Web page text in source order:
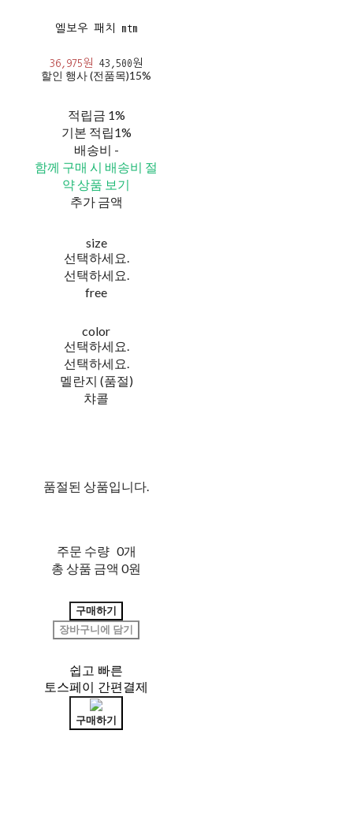
엘보우 패치 mtm
36,975원 43,500원
할인 행사 (전품목)15%
적립금 1%
기본 적립1%
배송비 -
함께 구매 시 배송비 절
약 상품 보기
추가 금액
size
선택하세요.
선택하세요.
free
color
선택하세요.
선택하세요.
멜란지 (품절)
챠콜
품절된 상품입니다.
주문 수량 0개
총 상품 금액 0원
구매하기
장바구니에 담기
쉽고 빠른
토스페이 간편결제
구매하기